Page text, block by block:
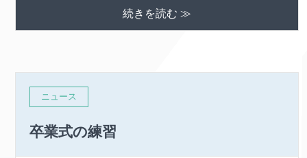
続きを読む ≫
ニュース
卒業式の練習